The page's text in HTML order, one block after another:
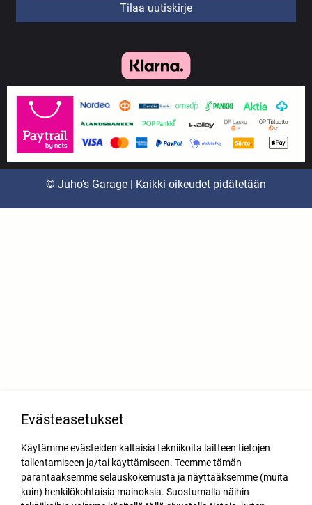
Tilaa uutiskirje
© Juho’s Garage | Kaikki oikeudet pidätetään
Evästeasetukset
Käytämme evästeiden kaltaisia tekniikoita laitteen tietojen
tallentamiseen ja/tai käyttämiseen. Teemme tämän
parantaaksemme selauskokemusta ja näyttääksemme (muita
kuin) henkilökohtaisia mainoksia. Suostumalla näihin